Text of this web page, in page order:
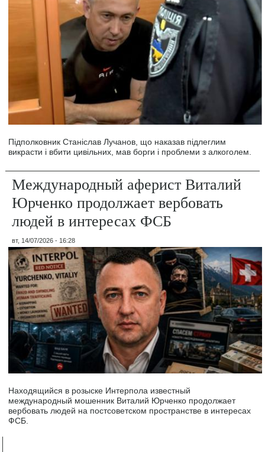
Підполковник Станіслав Лучанов, що наказав підлеглим
викрасти і вбити цивільних, мав борги і проблеми з алкоголем.
Международный аферист Виталий
Юрченко продолжает вербовать
людей в интересах ФСБ
вт, 14/07/2026 - 16:28
Находящийся в розыске Интерпола известный
международный мошенник Виталий Юрченко продолжает
вербовать людей на постсоветском пространстве в интересах
ФСБ.